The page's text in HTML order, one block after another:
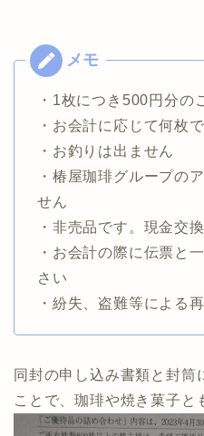
・1枚につき500円分の
・お会計に応じて何枚
・お釣りは出ません
・椿屋珈琲グループの
せん
・非売品です。現金交
・お会計の際に伝票と
さい
・紛失、盗難等による
同封の申し込み書類と封筒
ことで、珈琲や焼き菓子と